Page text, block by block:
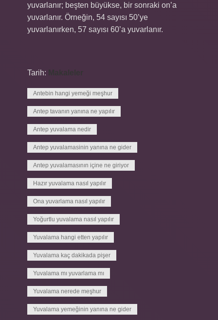
yuvarlanır; beşten büyükse, bir sonraki on’a
yuvarlanır. Örneğin, 54 sayısı 50’ye
yuvarlanırken, 57 sayısı 60’a yuvarlanır.
Tarih:
Antebin hangi yemeği meşhur
Antep tavanın yanına ne yapılır
Antep yuvalama nedir
Antep yuvalamasinin yanına ne gider
Antep yuvalamasının içine ne giriyor
Hazır yuvalama nasıl yapılır
Ona yuvarlama nasıl yapılır
Yoğurtlu yuvalama nasıl yapılır
Yuvalama hangi etten yapılır
Yuvalama kaç dakikada pişer
Yuvalama mı yuvarlama mı
Yuvalama nerede meşhur
Yuvalama yemeğinin yanına ne gider